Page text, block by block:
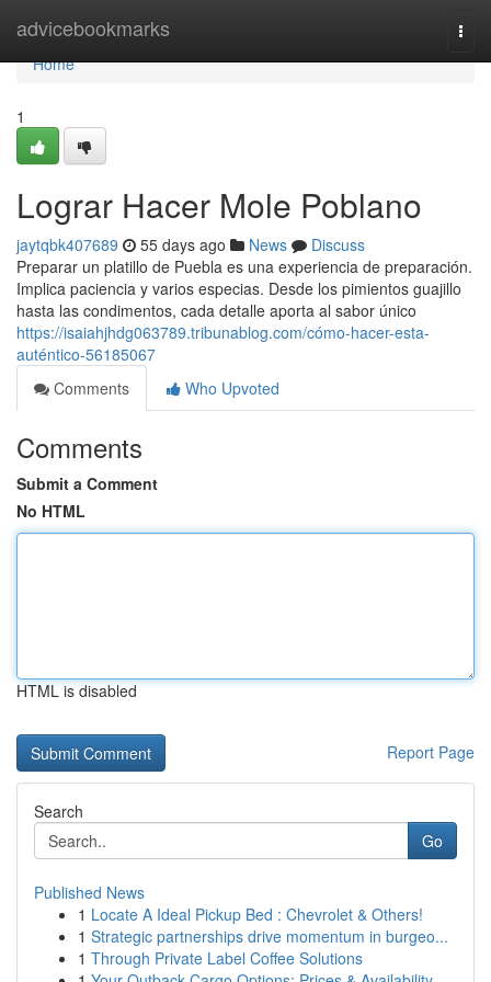
advicebookmarks
Home
Home
1
Lograr Hacer Mole Poblano
jaytqbk407689 55 days ago News
Discuss
Preparar un platillo de Puebla es una experiencia de preparación.
Implica paciencia y varios especias. Desde los pimientos guajillo
hasta las condimentos, cada detalle aporta al sabor único
https://isaiahjhdg063789.tribunablog.com/cómo-hacer-esta-
auténtico-56185067
Comments
Who Upvoted
Comments
Submit a Comment
No HTML
HTML is disabled
Report Page
Search
Go
Published News
1 Locate A Ideal Pickup Bed : Chevrolet & Others!
1 Strategic partnerships drive momentum in burgeo...
1 Through Private Label Coffee Solutions